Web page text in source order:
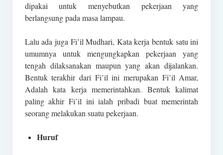
dipakai untuk menyebutkan pekerjaan yang
berlangsung pada masa lampau.
Lalu ada juga Fi’il Mudhari, Kata kerja bentuk satu ini
umumnya untuk mengungkapkan pekerjaan yang
tengah dilaksanakan maupun yang akan dijalankan.
Bentuk terakhir dari Fi’il ini merupakan Fi’il Amar,
Adalah kata kerja memerintahkan. Bentuk kalimat
paling akhir Fi’il ini ialah pribadi buat memerintah
seorang melakukan suatu pekerjaan.
Huruf